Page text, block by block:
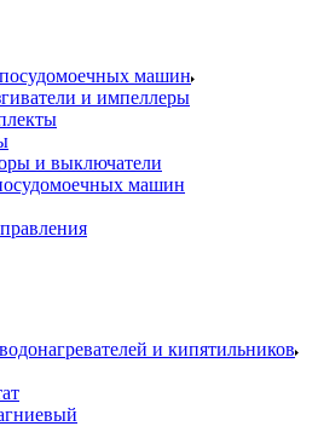
машин
и импеллеры
и выключатели
машин
и кипятильников